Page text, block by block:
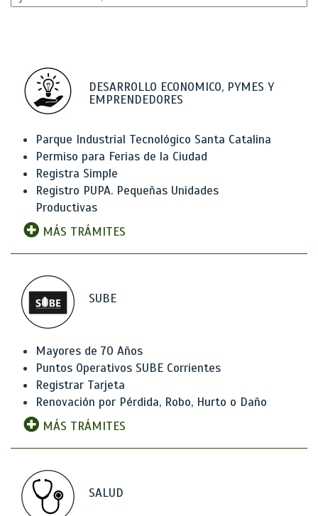
DESARROLLO ECONOMICO, PYMES Y
EMPRENDEDORES
Parque Industrial Tecnológico Santa Catalina
Permiso para Ferias de la Ciudad
Registra Simple
Registro PUPA. Pequeñas Unidades
Productivas
MÁS TRÁMITES
SUBE
Mayores de 70 Años
Puntos Operativos SUBE Corrientes
Registrar Tarjeta
Renovación por Pérdida, Robo, Hurto o Daño
MÁS TRÁMITES
SALUD